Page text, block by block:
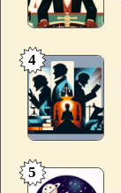
4
5